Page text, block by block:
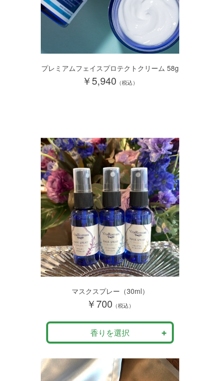
プレミアムフェイスプロテクトクリーム 58g
￥5,940 （税込）
マスクスプレー（30ml）
￥700 （税込）
香りを選択